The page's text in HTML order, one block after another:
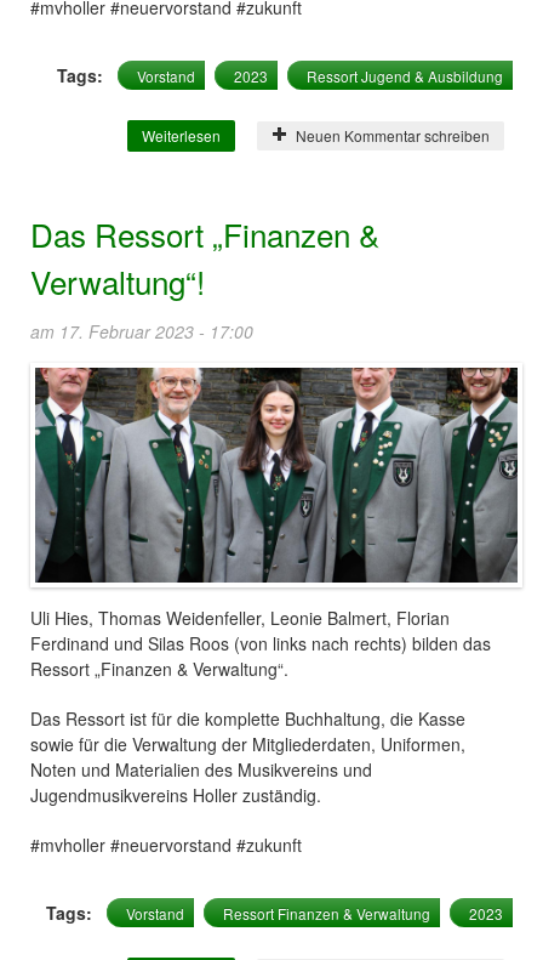
#mvholler #neuervorstand #zukunft
Tags: Vorstand 2023 Ressort Jugend & Ausbildung
Weiterlesen über Das Ressort „Jugend & Ausbildung“!
Neuen Kommentar schreiben
Das Ressort „Finanzen &
Verwaltung“!
am 17. Februar 2023 - 17:00
Uli Hies, Thomas Weidenfeller, Leonie Balmert, Florian
Ferdinand und Silas Roos (von links nach rechts) bilden das
Ressort „Finanzen & Verwaltung“.
Das Ressort ist für die komplette Buchhaltung, die Kasse
sowie für die Verwaltung der Mitgliederdaten, Uniformen,
Noten und Materialien des Musikvereins und
Jugendmusikvereins Holler zuständig.
#mvholler #neuervorstand #zukunft
Tags: Vorstand Ressort Finanzen & Verwaltung 2023